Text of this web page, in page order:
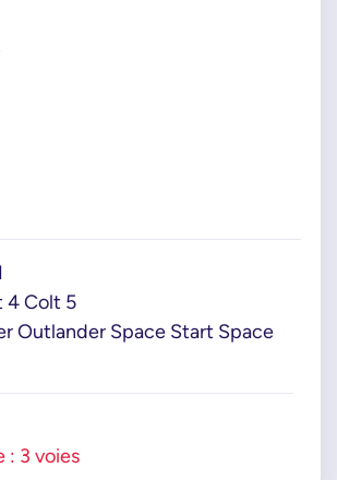
4 Colt 5
Outlander Space Start Space
: 3 voies